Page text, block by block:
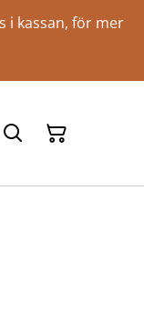
i kassan, för mer